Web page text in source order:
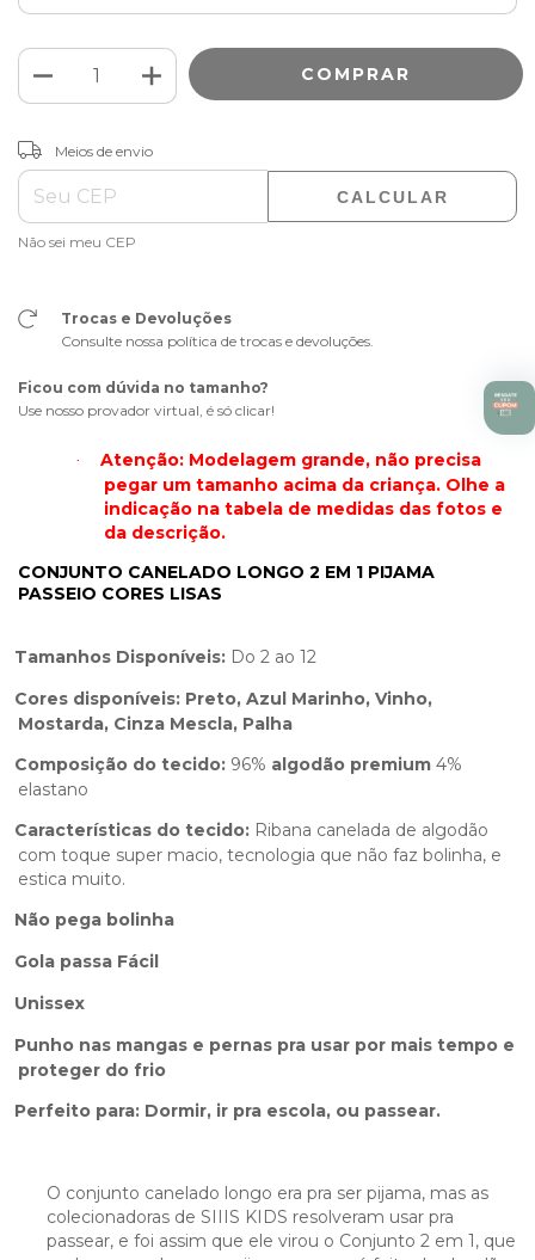
Entregas para o CEP:
Meios de envio
CALCULAR
Não sei meu CEP
Trocas e Devoluções
Consulte nossa política de trocas e devoluções.
Ficou com dúvida no tamanho?
Use nosso provador virtual, é só clicar!
·
Atenção: Modelagem grande, não precisa
pegar um tamanho acima da criança. Olhe a
indicação na tabela de medidas das fotos e
da descrição.
CONJUNTO CANELADO LONGO 2 EM 1 PIJAMA
PASSEIO CORES LISAS
Tamanhos Disponíveis: Do 2 ao 12
Cores disponíveis: Preto, Azul Marinho, Vinho,
Mostarda, Cinza Mescla, Palha
Composição do tecido: 96% algodão premium 4%
elastano
Características do tecido: Ribana canelada de algodão
com toque super macio, tecnologia que não faz bolinha, e
estica muito.
Não pega bolinha
Gola passa Fácil
Unissex
Punho nas mangas e pernas pra usar por mais tempo e
proteger do frio
Perfeito para: Dormir, ir pra escola, ou passear.
O conjunto canelado longo era pra ser pijama, mas as
colecionadoras de SIIIS KIDS resolveram usar pra
passear, e foi assim que ele virou o Conjunto 2 em 1, que